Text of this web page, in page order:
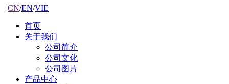
| CN/EN/VIE
首页
关于我们
公司简介
公司文化
公司图片
产品中心